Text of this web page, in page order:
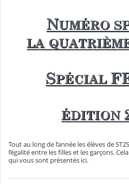
Tout au long de l’année les élèves de
l’égalité entre les filles et les garçons.
qui vous sont présentés ici.